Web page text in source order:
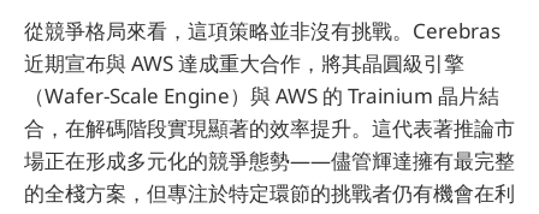
從競爭格局來看，這項策略並非沒有挑戰。Cerebras
近期宣布與 AWS 達成重大合作，將其晶圓級引擎
（Wafer-Scale Engine）與 AWS 的 Trainium 晶片結
合，在解碼階段實現顯著的效率提升。這代表著推論市
場正在形成多元化的競爭態勢——儘管輝達擁有最完整
的全棧方案，但專注於特定環節的挑戰者仍有機會在利